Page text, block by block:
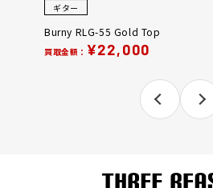
ギター
Burny RLG-55 Gold Top
買取金額： ¥22,000